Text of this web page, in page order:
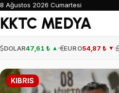
8 Ağustos 2026 Cumartesi
KKTC MEDYA
DOLAR47,61 ₺ ▲ EURO54,87 ₺ ▼
KIBRIS